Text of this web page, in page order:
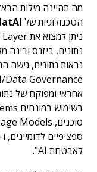
מה תהיינה מילות
הטכנולוגיות של
נראות נתונים, גישה
אחראי ומפוקח של
לאבטחת AI".